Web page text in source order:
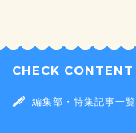
CHECK CONTENT
編集部・特集記事一覧